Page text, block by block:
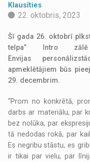
Klausīties
22. oktobris, 2023
Šī gada 26. oktobrī
telpa” Intro
Envijas
apmeklētājiem būs
29. decembrim.
“Prom no konkrētā,
darbs ar materiālu, par
bez nolūka, par
tā nedodas rokā, par
Es negribu stāstu, es
ir tikai par vielu, par